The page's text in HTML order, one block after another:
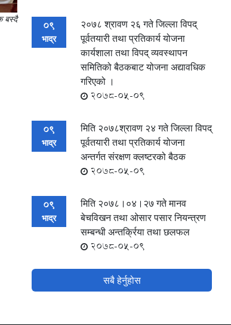
बस्दै 09
भाद्र
२०७८ श्रावण २६ गते जिल्ला विपद्
पूर्वतयारी तथा प्रतिकार्य योजना
कार्यशाला तथा विपद् व्यवस्थापन
समितिको बैठकबाट योजना अद्यावधिक
गरिएको ।
2078-05-09
09
भाद्र
मिति २०७८श्रावण २४ गते जिल्ला विपद्
पूर्वतयारी तथा प्रतिकार्य योजना
अन्तर्गत संरक्षण क्लष्टरको बैठक
2078-05-09
09
भाद्र
मिति २०७८।०४।२७ गते मानव
बेचविखन तथा ओसार पसार नियन्त्रण
सम्बन्धी अन्तर्क्रिया तथा छलफल
2078-05-09
सबै हेर्नुहोस